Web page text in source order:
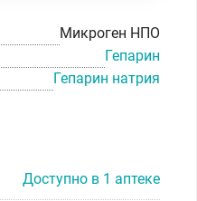
Микроген НПО
Гепарин
Гепарин натрия
Доступно в 1 аптеке